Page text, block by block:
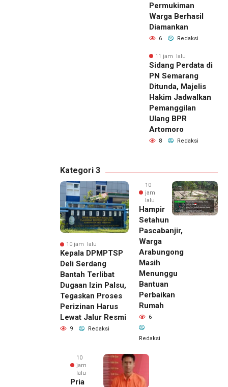
Permukiman
Warga Berhasil
Diamankan
6 Redaksi
11 jam lalu
Sidang Perdata di
PN Semarang
Ditunda, Majelis
Hakim Jadwalkan
Pemanggilan
Ulang BPR
Artomoro
8 Redaksi
Kategori 3
10 jam lalu
Kepala DPMPTSP
Deli Serdang
Bantah Terlibat
Dugaan Izin Palsu,
Tegaskan Proses
Perizinan Harus
Lewat Jalur Resmi
9 Redaksi
10
jam
lalu
Hampir
Setahun
Pascabanjir,
Warga
Arabungong
Masih
Menunggu
Bantuan
Perbaikan
Rumah
6
Redaksi
10
jam
lalu
Pria